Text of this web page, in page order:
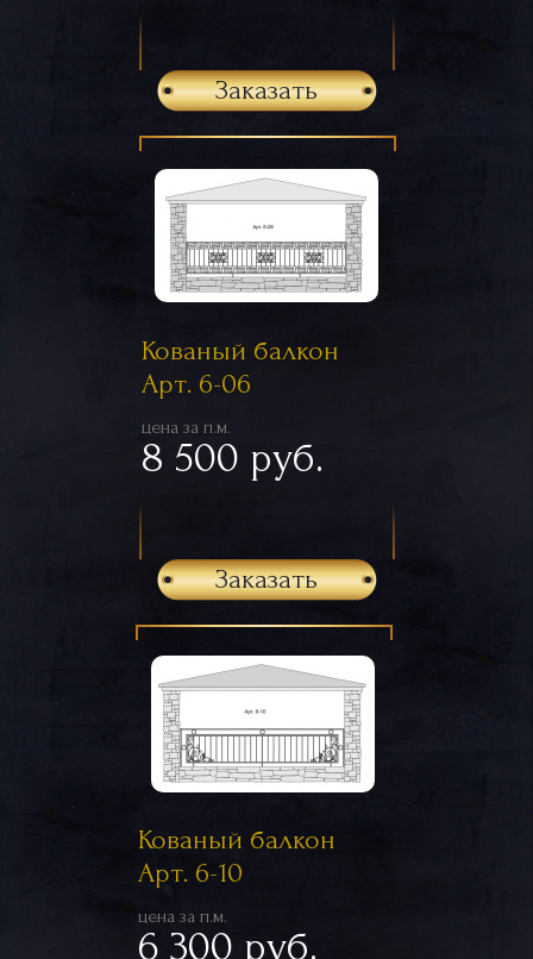
Заказать
Кованый балкон
Арт. 6-06
цена за п.м.
8 500 руб.
Заказать
Кованый балкон
Арт. 6-10
цена за п.м.
6 300 руб.